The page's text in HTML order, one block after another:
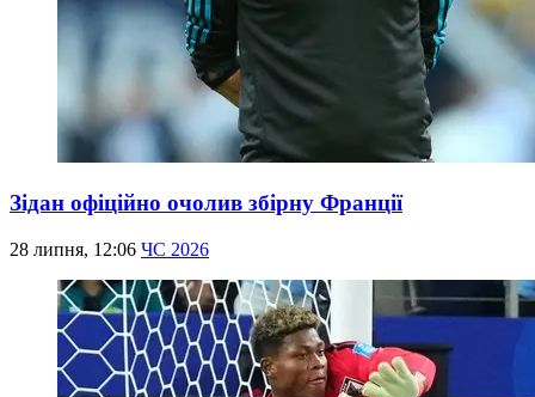
Зідан офіційно очолив збірну Франції
28 липня, 12:06 ЧС 2026